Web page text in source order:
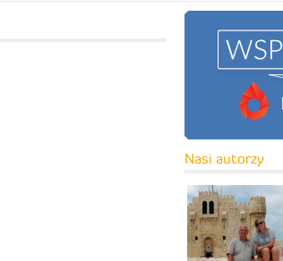
Nasi autorzy